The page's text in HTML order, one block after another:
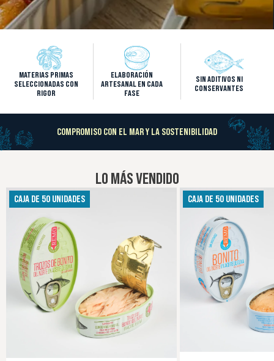
MATERIAS PRIMAS
SELECCIONADAS CON
RIGOR
ELABORACIÓN
ARTESANAL EN CADA
FASE
SIN ADITIVOS NI
CONSERVANTES
COMPROMISO CON EL MAR Y LA SOSTENIBILIDAD
LO MÁS VENDIDO
CAJA DE 50 UNIDADES CAJA DE 50 UNIDADES